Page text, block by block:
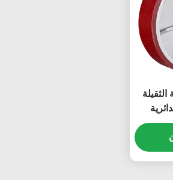
الثقيلة
الزهر
من